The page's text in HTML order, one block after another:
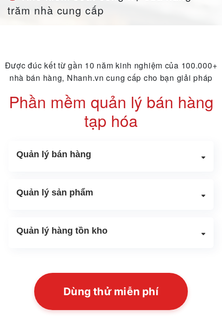
trăm nhà cung cấp
Được đúc kết từ gần 10 năm kinh nghiệm của 100.000+
nhà bán hàng, Nhanh.vn cung cấp cho bạn giải pháp
Phần mềm quản lý bán hàng
tạp hóa
Quản lý bán hàng
Quản lý sản phẩm
Quản lý hàng tồn kho
Dùng thử miễn phí